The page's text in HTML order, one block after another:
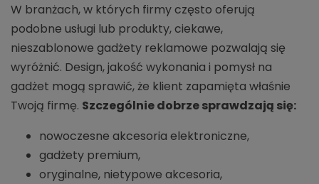
W branżach, w których firmy często oferują
podobne usługi lub produkty, ciekawe,
nieszablonowe gadżety reklamowe pozwalają się
wyróżnić. Design, jakość wykonania i pomysł na
gadżet mogą sprawić, że klient zapamięta właśnie
Twoją firmę. Szczególnie dobrze sprawdzają się:
nowoczesne akcesoria elektroniczne,
gadżety premium,
oryginalne, nietypowe akcesoria,